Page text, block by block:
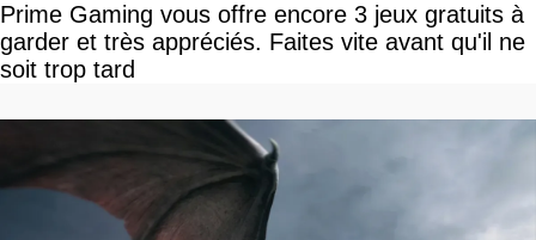
Prime Gaming vous offre encore 3 jeux gratuits à
garder et très appréciés. Faites vite avant qu'il ne
soit trop tard